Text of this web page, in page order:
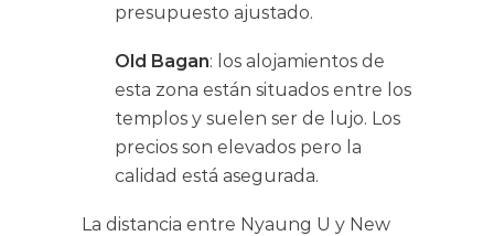
presupuesto ajustado.
Old Bagan: los alojamientos de
esta zona están situados entre los
templos y suelen ser de lujo. Los
precios son elevados pero la
calidad está asegurada.
La distancia entre Nyaung U y New